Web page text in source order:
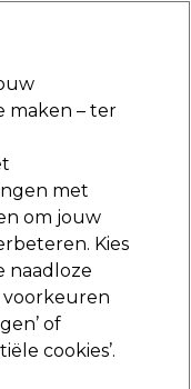
m vrijdag
Zwart Met
maken – ter
met
om jouw
Kies
naadloze
voorkeuren
of
cookies’.